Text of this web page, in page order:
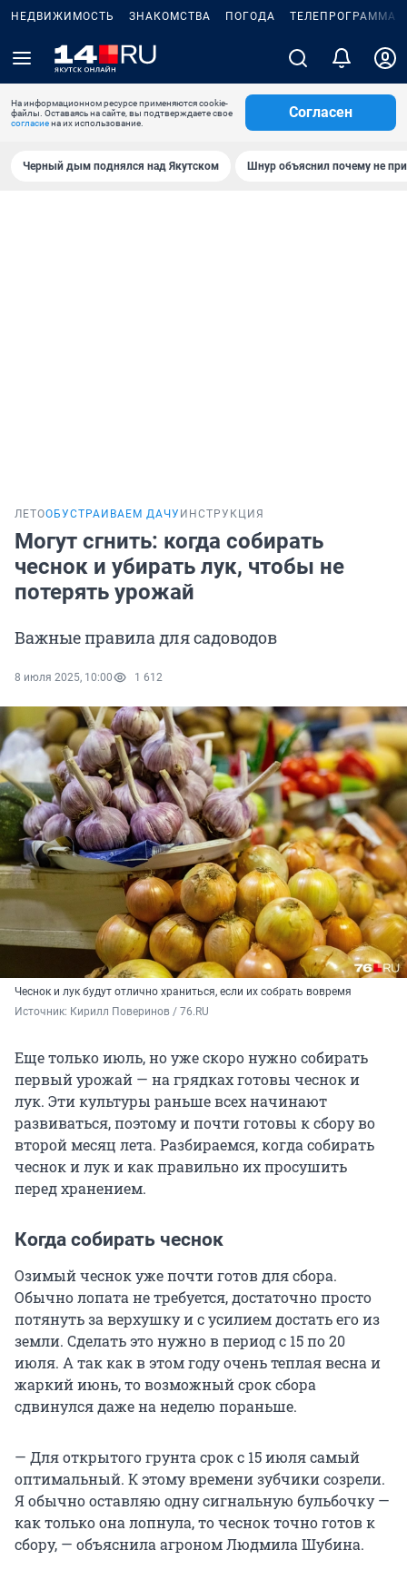
НЕДВИЖИМОСТЬ ЗНАКОМСТВА ПОГОДА ТЕЛЕПРОГРАММА
На информационном ресурсе применяются cookie-
файлы. Оставаясь на сайте, вы подтверждаете свое
согласиена их использование.
Согласен
Черный дым поднялся над Якутском Шнур объяснил почему не
ЛЕТООБУСТРАИВАЕМ ДАЧУ ИНСТРУКЦИЯ
Могут сгнить: когда собирать
чеснок и убирать лук, чтобы не
потерять урожай
Важные правила для садоводов
8 июля 2025, 10:00 1 612
Чеснок и лук будут отлично храниться, если их собрать вовремя
Источник: Кирилл Поверинов / 76.RU
Еще только июль, но уже скоро нужно собирать
первый урожай — на грядках готовы чеснок и
лук. Эти культуры раньше всех начинают
развиваться, поэтому и почти готовы к сбору во
второй месяц лета. Разбираемся, когда собирать
чеснок и лук и как правильно их просушить
перед хранением.
Когда собирать чеснок
Озимый чеснок уже почти готов для сбора.
Обычно лопата не требуется, достаточно просто
потянуть за верхушку и с усилием достать его из
земли. Сделать это нужно в период с 15 по 20
июля. А так как в этом году очень теплая весна и
жаркий июнь, то возможный срок сбора
сдвинулся даже на неделю пораньше.
— Для открытого грунта срок с 15 июля самый
оптимальный. К этому времени зубчики созрели.
Я обычно оставляю одну сигнальную бульбочку —
как только она лопнула, то чеснок точно готов к
сбору, — объяснила агроном Людмила Шубина.